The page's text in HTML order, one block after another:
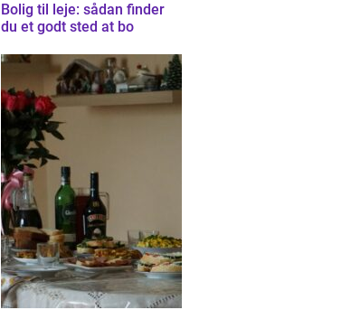
Bolig til leje: sådan finder
du et godt sted at bo